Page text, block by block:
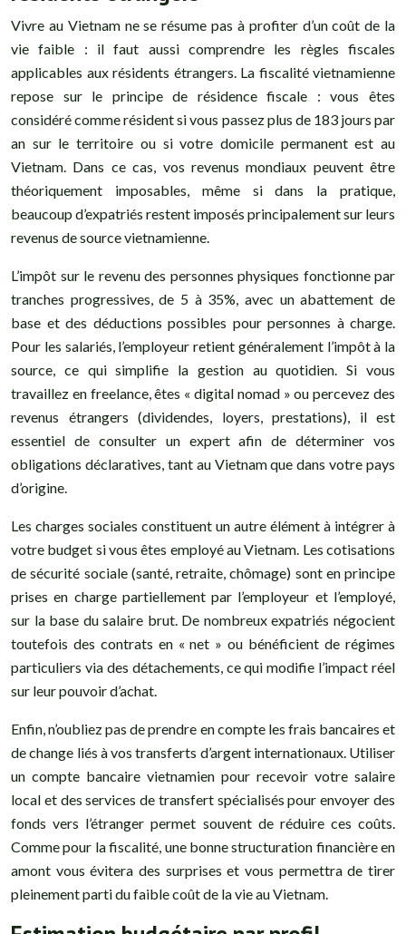
Vivre au Vietnam ne se résume pas à profiter d’un coût de la
vie faible : il faut aussi comprendre les règles fiscales
applicables aux résidents étrangers. La fiscalité vietnamienne
repose sur le principe de résidence fiscale : vous êtes
considéré comme résident si vous passez plus de 183 jours par
an sur le territoire ou si votre domicile permanent est au
Vietnam. Dans ce cas, vos revenus mondiaux peuvent être
théoriquement imposables, même si dans la pratique,
beaucoup d’expatriés restent imposés principalement sur leurs
revenus de source vietnamienne.
L’impôt sur le revenu des personnes physiques fonctionne par
tranches progressives, de 5 à 35%, avec un abattement de
base et des déductions possibles pour personnes à charge.
Pour les salariés, l’employeur retient généralement l’impôt à la
source, ce qui simplifie la gestion au quotidien. Si vous
travaillez en freelance, êtes « digital nomad » ou percevez des
revenus étrangers (dividendes, loyers, prestations), il est
essentiel de consulter un expert afin de déterminer vos
obligations déclaratives, tant au Vietnam que dans votre pays
d’origine.
Les charges sociales constituent un autre élément à intégrer à
votre budget si vous êtes employé au Vietnam. Les cotisations
de sécurité sociale (santé, retraite, chômage) sont en principe
prises en charge partiellement par l’employeur et l’employé,
sur la base du salaire brut. De nombreux expatriés négocient
toutefois des contrats en « net » ou bénéficient de régimes
particuliers via des détachements, ce qui modifie l’impact réel
sur leur pouvoir d’achat.
Enfin, n’oubliez pas de prendre en compte les frais bancaires et
de change liés à vos transferts d’argent internationaux. Utiliser
un compte bancaire vietnamien pour recevoir votre salaire
local et des services de transfert spécialisés pour envoyer des
fonds vers l’étranger permet souvent de réduire ces coûts.
Comme pour la fiscalité, une bonne structuration financière en
amont vous évitera des surprises et vous permettra de tirer
pleinement parti du faible coût de la vie au Vietnam.